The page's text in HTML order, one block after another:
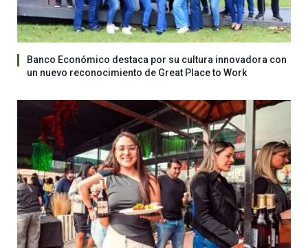
Banco Económico destaca por su cultura innovadora con
un nuevo reconocimiento de Great Place to Work